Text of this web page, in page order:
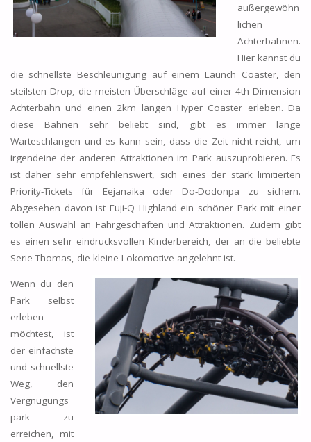
außergewöhn
lichen
Achterbahnen.
Hier kannst du
die schnellste Beschleunigung auf einem Launch Coaster, den
steilsten Drop, die meisten Überschläge auf einer 4th Dimension
Achterbahn und einen 2km langen Hyper Coaster erleben. Da
diese Bahnen sehr beliebt sind, gibt es immer lange
Warteschlangen und es kann sein, dass die Zeit nicht reicht, um
irgendeine der anderen Attraktionen im Park auszuprobieren. Es
ist daher sehr empfehlenswert, sich eines der stark limitierten
Priority-Tickets für Eejanaika oder Do-Dodonpa zu sichern.
Abgesehen davon ist Fuji-Q Highland ein schöner Park mit einer
tollen Auswahl an Fahrgeschäften und Attraktionen. Zudem gibt
es einen sehr eindrucksvollen Kinderbereich, der an die beliebte
Serie Thomas, die kleine Lokomotive angelehnt ist.
Wenn du den
Park selbst
erleben
möchtest, ist
der einfachste
und schnellste
Weg, den
Vergnügungs
park zu
erreichen, mit